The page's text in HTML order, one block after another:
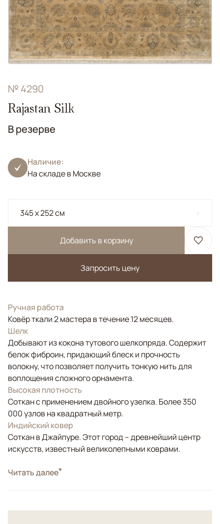
№ 4290
Rajastan Silk
В резерве
Наличие:
На складе в Москве
345 x 252 см
Добавить в корзину
Запросить цену
Ручная работа
Ковёр ткали 2 мастера в течение 12 месяцев.
Шелк
Добывают из кокона тутового шелкопряда. Содержит
белок фиброин, придающий блеск и прочность
волокну, что позволяет получить тонкую нить для
воплощения сложного орнамента.
Высокая плотность
Соткан с применением двойного узелка. Более 350
000 узлов на квадратный метр.
Индийский ковер
Соткан в Джайпуре. Этот город – древнейший центр
искусств, известный великолепными коврами.
СтильКлассические
Читать далее